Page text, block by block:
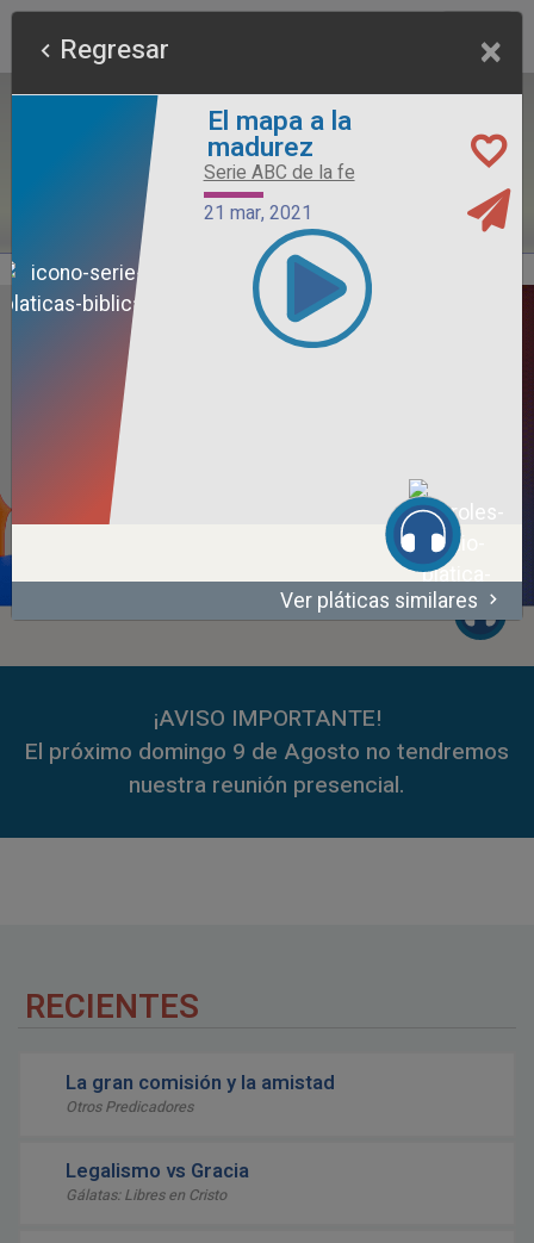
Alimento Sano
Serie Otros Predicadores
59:35
¡AVISO IMPORTANTE!
El próximo domingo 9 de Agosto no tendremos
nuestra reunión presencial.
RECIENTES
La gran comisión y la amistad
Otros Predicadores
Legalismo vs Gracia
Gálatas: Libres en Cristo
Regresar ×
El mapa a la
madurez
Serie ABC de la fe
21 mar, 2021
00:00 53:06
Ver pláticas similares